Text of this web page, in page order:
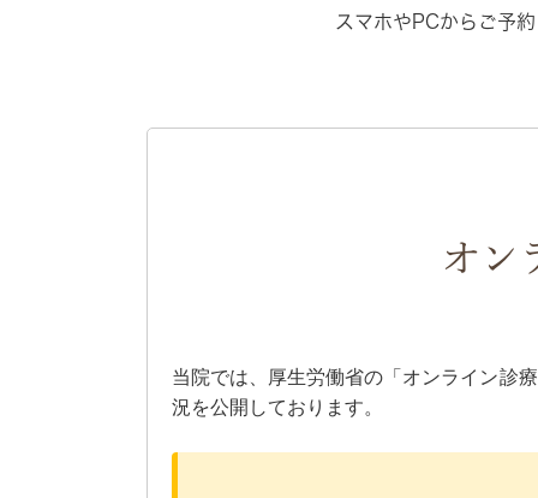
スマホやPCからご予
オン
当院では、厚生労働省の「オンライン診
況を公開しております。